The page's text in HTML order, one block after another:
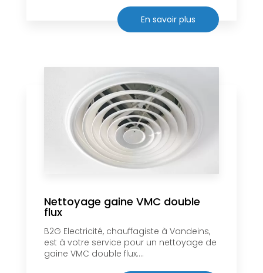
En savoir plus
Nettoyage gaine VMC double
flux
B2G Electricité, chauffagiste à Vandeins,
est à votre service pour un nettoyage de
gaine VMC double flux....